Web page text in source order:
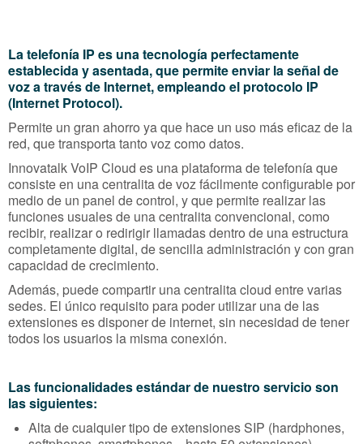
La telefonía IP es una tecnología perfectamente
establecida y asentada, que permite enviar la señal de
voz a través de Internet, empleando el protocolo IP
(Internet Protocol).
Permite un gran ahorro ya que hace un uso más eficaz de la
red, que transporta tanto voz como datos.
Innovatalk VoIP Cloud es una plataforma de telefonía que
consiste en una centralita de voz fácilmente configurable por
medio de un panel de control, y que permite realizar las
funciones usuales de una centralita convencional, como
recibir, realizar o redirigir llamadas dentro de una estructura
completamente digital, de sencilla administración y con gran
capacidad de crecimiento.
Además, puede compartir una centralita cloud entre varias
sedes. El único requisito para poder utilizar una de las
extensiones es disponer de internet, sin necesidad de tener
todos los usuarios la misma conexión.
Las funcionalidades estándar de nuestro servicio son
las siguientes:
Alta de cualquier tipo de extensiones SIP (hardphones,